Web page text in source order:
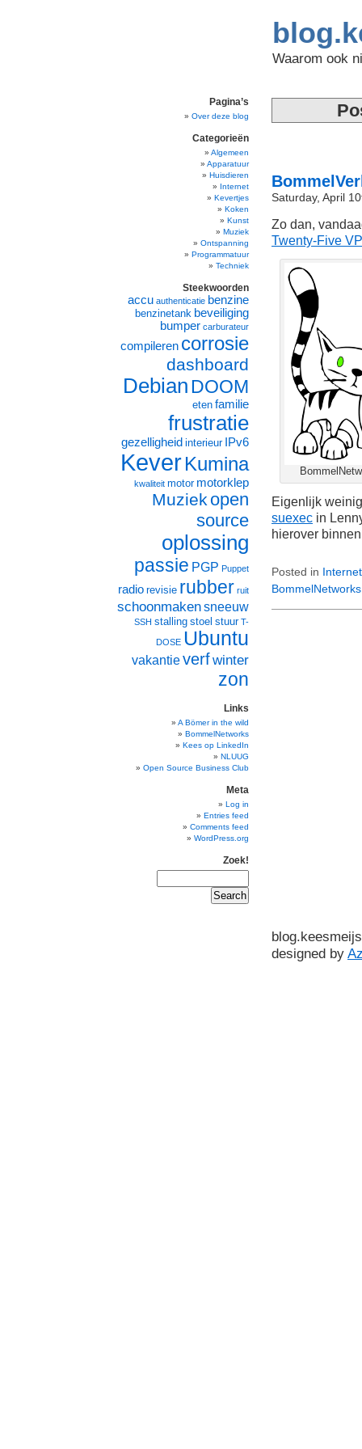
Waarom ook
Saturday, April
Zo dan,
Twenty-Five
Eigenlijk
suexec in
hierover
Posted in Internet
BommelNetworks
Pagina’s
Over deze blog
Categorieën
Algemeen
Apparatuur
Huisdieren
Internet
Kevertjes
Koken
Kunst
Muziek
Ontspanning
Programmatuur
Techniek
Steekwoorden
accu authenticatie benzine
benzinetank beveiliging
bumper carburateur
compileren corrosie
dashboard
DebianDOOM
eten familie
frustratie
gezelligheid interieur IPv6
KeverKumina
kwaliteit motor motorklep
Muziek open
source
oplossing
passie PGP Puppet
radio revisie rubber ruit
schoonmakensneeuw
SSH stalling stoel stuur T-
DOSE Ubuntu
vakantieverfwinter
zon
Links
A Bömer in the wild
BommelNetworks
Kees op LinkedIn
NLUUG
Open Source Business Club
Meta
Log in
Entries feed
Comments feed
WordPress.org
Zoek!
designed by